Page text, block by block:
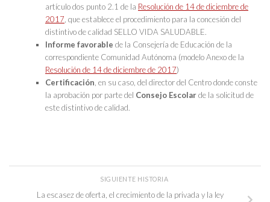
artículo dos punto 2.1 de la Resolución de 14 de diciembre de
2017, que establece el procedimiento para la concesión del
distintivo de calidad SELLO VIDA SALUDABLE.
Informe favorable de la Consejería de Educación de la
correspondiente Comunidad Autónoma (modelo Anexo de la
Resolución de 14 de diciembre de 2017)
Certificación, en su caso, del director del Centro donde conste
la aprobación por parte del Consejo Escolarde la solicitud de
este distintivo de calidad.
SIGUIENTE HISTORIA
La escasez de oferta, el crecimiento de la privada y la ley